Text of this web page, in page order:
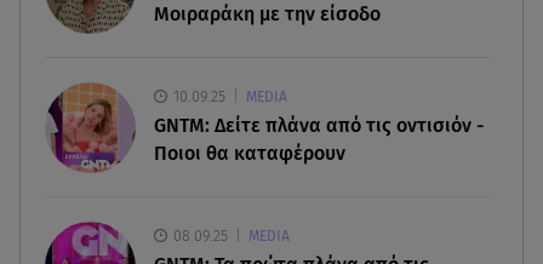
08.08.26 , 13:49
από τα λιμάνια της Αττικής
08.08.26 , 13:29
Θρίλερ στον Λυκαβηττό: Βρέθηκε σορός σε
08.08.26 , 13:11
Μοιραράκη με την είσοδο
10.09.25 MEDIA
GNTM: Δείτε πλάνα από τις οντισιόν -
Ποιοι θα καταφέρουν
08.09.25 MEDIA